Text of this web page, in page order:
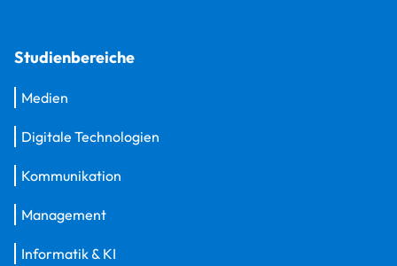
Studienbereiche
Medien
Digitale Technologien
Kommunikation
Management
Informatik & KI